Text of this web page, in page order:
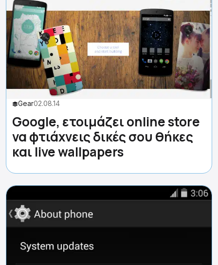
Gear02.08.14
Google, ετοιμάζει online store
να φτιάχνεις δικές σου θήκες
και live wallpapers